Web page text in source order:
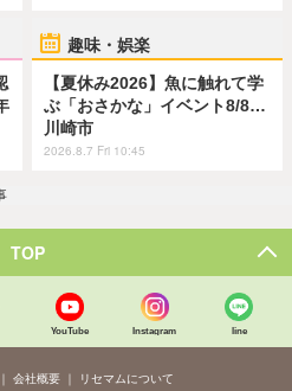
趣味・娯楽
【夏休み2026】魚に触れて学
ぶ「おさかな」イベント8/8…
川崎市
2026.8.7 Fri 10:45
TOP
YouTube Instagram line
会社概要 リセマムについて